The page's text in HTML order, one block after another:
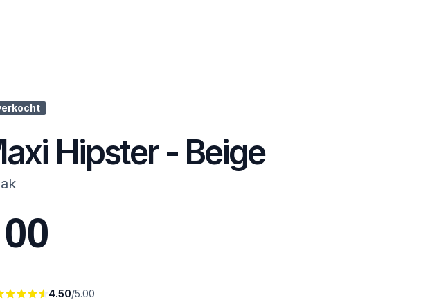
Hipster - Beige
00
4.50/5.00